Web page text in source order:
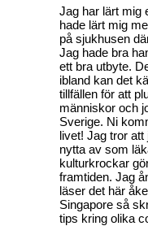
Jag har lärt mig
hade lärt mig
på sjukhusen
Jag hade bra
ett bra utbyte.
ibland kan det
tillfällen för att
människor och
Sverige. Ni
livet! Jag tror
nytta av som
kulturkrockar
framtiden. Jag
läser det här
Singapore så
tips kring olika